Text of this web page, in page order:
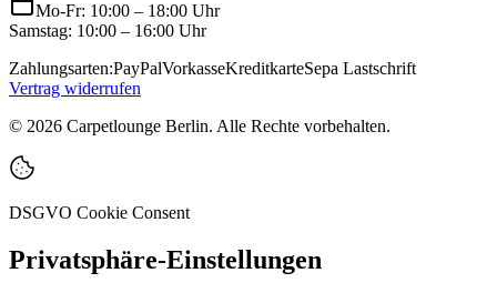
Mo-Fr: 10:00 – 18:00 Uhr
Samstag: 10:00 – 16:00 Uhr
Zahlungsarten:PayPalVorkasseKreditkarteSepa Lastschrift
Vertrag widerrufen
© 2026 Carpetlounge Berlin. Alle Rechte vorbehalten.
DSGVO Cookie Consent
Privatsphäre-Einstellungen